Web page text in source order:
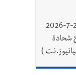
وفاة الحاجة غزالة محمد العاكوم 28-7-2026
شحادة
)